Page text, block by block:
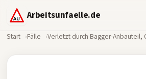
Arbeitsunfaelle.de
Start Fälle Verletzt durch Bagger-Anbauteil,